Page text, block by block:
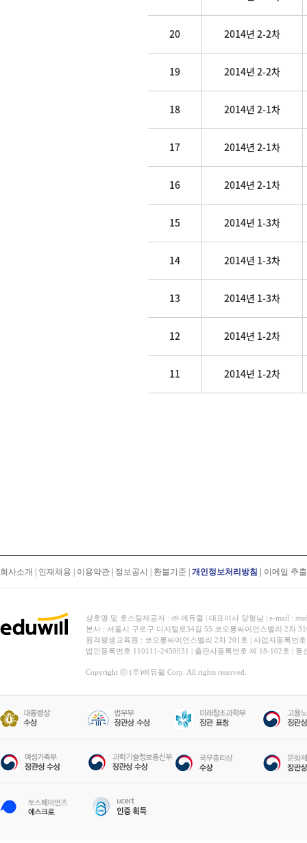
20 2014년 2-2차
19 2014년 2-2차
18 2014년 2-1차
17 2014년 2-1차
16 2014년 2-1차
15 2014년 1-3차
14 2014년 1-3차
13 2014년 1-3차
12 2014년 1-2차
11 2014년 1-2차
회사소개 인재채용 이용약관 정보공시 환불기준 개인정보처리방침 이메일 추
상호명 및 호스팅제공자 : ㈜ 에듀윌 | 대표이사 양형남 | e-mail :
본사 : 서울시 구로구 디지털로34길 55 코오롱싸이언스밸리 2차
원격평생교육원 : 코오롱싸이언스밸리 2차 201호 | 사업자등록번
법인등록번호 110111-2450031 | 출판사등록번호 제 18-102호 |
Copyright ⓒ (주)에듀윌 Corp. All rights reserved.